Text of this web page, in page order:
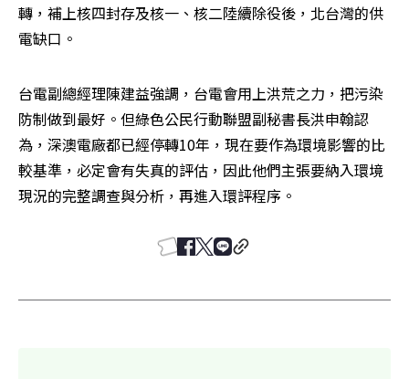
轉，補上核四封存及核一、核二陸續除役後，北台灣的供
電缺口。
台電副總經理陳建益強調，台電會用上洪荒之力，把污染
防制做到最好。但綠色公民行動聯盟副秘書長洪申翰認
為，深澳電廠都已經停轉10年，現在要作為環境影響的比
較基準，必定會有失真的評估，因此他們主張要納入環境
現況的完整調查與分析，再進入環評程序。